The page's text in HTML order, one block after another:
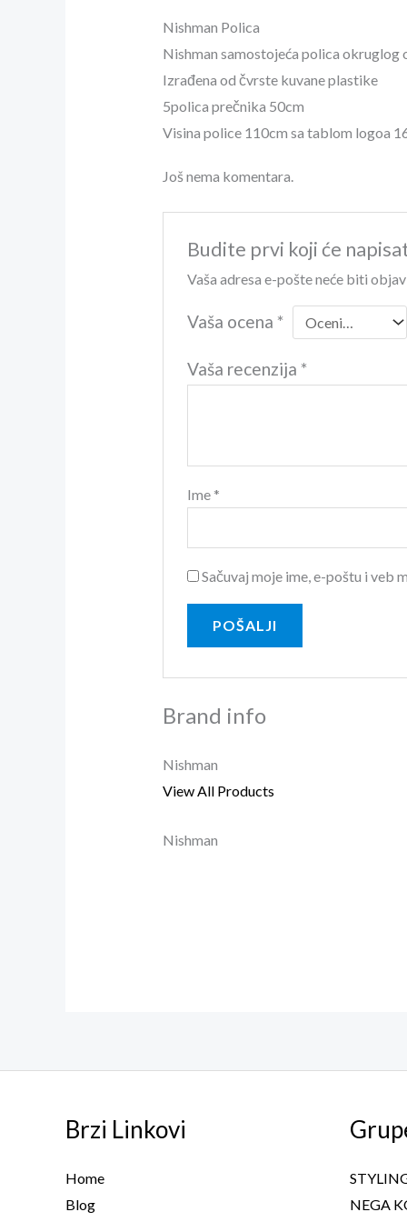
Nishman Polica
Nishman samostojeća polica okruglog
Izrađena od čvrste kuvane plastike
5polica prečnika 50cm
Visina police 110cm sa tablom logoa
Još nema komentara.
Budite prvi koji će
Vaša adresa e-pošte neće biti
Vaša ocena *
Vaša recenzija *
Ime *
Sačuvaj moje ime, e-poštu i veb
Brand info
Nishman
View All Products
Nishman
Brzi Linkovi
Home
Blog
NEGA